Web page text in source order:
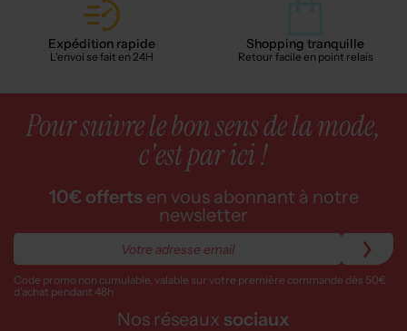
Expédition rapide
L'envoi se fait en 24H
Shopping tranquille
Retour facile en point relais
Pour suivre le bon sens de la mode,
c'est par ici !
10€ offerts en vous abonnant à notre
newsletter
Code promo non cumulable, valable sur votre première commande dès 50€
d’achat pendant 48h
Nos réseaux sociaux